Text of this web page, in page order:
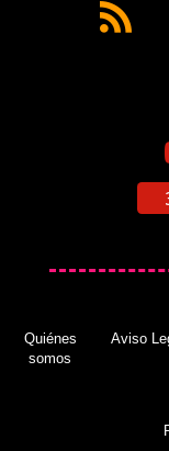
Quiénes
somos
Aviso